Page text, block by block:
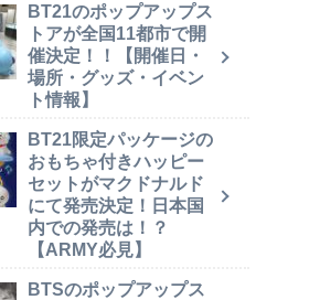
BT21のポップアップス
トアが全国11都市で開
催決定！！【開催日・
場所・グッズ・イベン
ト情報】
BT21限定パッケージの
おもちゃ付きハッピー
セットがマクドナルド
にて発売決定！日本国
内での発売は！？
【ARMY必見】
BTSのポップアップス